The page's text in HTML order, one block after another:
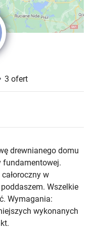
3 ofert
drewnianego domu
fundamentowej.
w
Wszelkie
Wymagania:
wykonanych